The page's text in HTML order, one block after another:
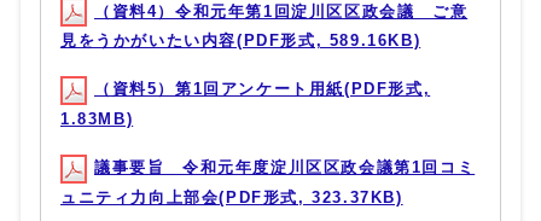
（資料4）令和元年第1回淀川区区政会議 ご意
見をうかがいたい内容(PDF形式, 589.16KB)
（資料5）第1回アンケート用紙(PDF形式,
1.83MB)
議事要旨 令和元年度淀川区区政会議第1回コミ
ュニティ力向上部会(PDF形式, 323.37KB)